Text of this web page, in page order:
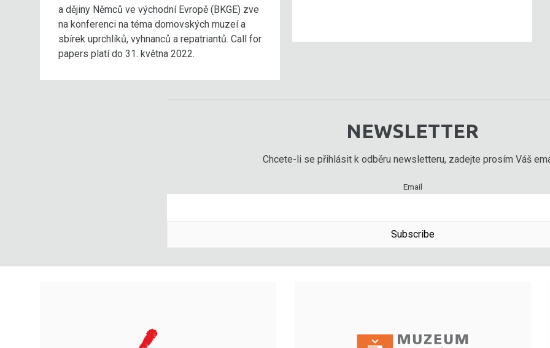
a dějiny Němců ve východní Evropě (BKGE) zve
na konferenci na téma domovských muzeí a
sbírek uprchlíků, vyhnanců a repatriantů. Call for
papers platí do 31. května 2022.
NEWSLETTER
Chcete-li se přihlásit k odběru newsletteru, zadejte prosím Váš
Email
Subscribe